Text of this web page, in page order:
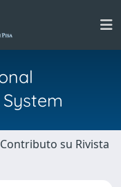
su Rivista